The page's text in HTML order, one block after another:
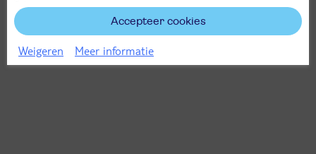
Accepteer cookies
Weigeren Meer informatie